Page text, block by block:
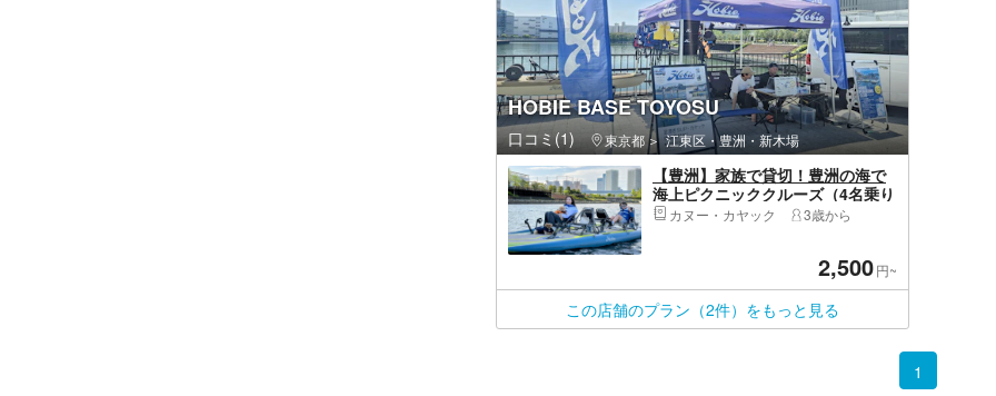
HOBIE BASE TOYOSU
口コミ(1) 東京都 江東区・豊洲・新木場
【豊洲】家族で貸切！豊洲の海で
海上ピクニッククルーズ（4名乗り
－30分）～初心者、ワンちゃん大
カヌー・カヤック 3歳から
2,500円~
この店舗のプラン（2件）をもっと見る
1